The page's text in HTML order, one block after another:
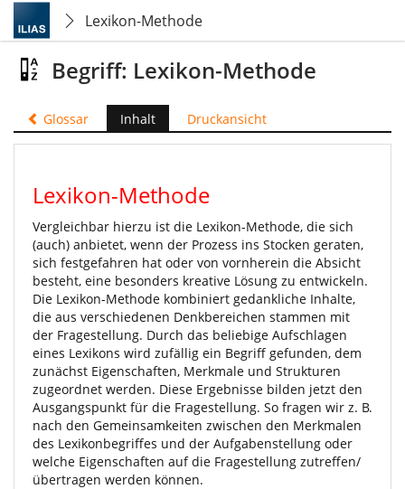
Lexikon-Methode
Begriff: Lexikon-Methode
Glossar Inhalt Druckansicht
Lexikon-Methode
Vergleichbar hierzu ist die Lexikon-Methode, die sich
(auch) anbietet, wenn der Prozess ins Stocken geraten,
sich festgefahren hat oder von vornherein die Absicht
besteht, eine besonders kreative Lösung zu entwickeln.
Die Lexikon-Methode kombiniert gedankliche Inhalte,
die aus verschiedenen Denkbereichen stammen mit
der Fragestellung. Durch das beliebige Aufschlagen
eines Lexikons wird zufällig ein Begriff gefunden, dem
zunächst Eigenschaften, Merkmale und Strukturen
zugeordnet werden. Diese Ergebnisse bilden jetzt den
Ausgangspunkt für die Fragestellung. So fragen wir z. B.
nach den Gemeinsamkeiten zwischen den Merkmalen
des Lexikonbegriffes und der Aufgabenstellung oder
welche Eigenschaften auf die Fragestellung zutreffen/
übertragen werden können.